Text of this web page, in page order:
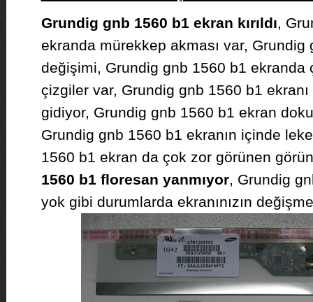
Grundig gnb 1560 b1 ekran kırıldı,
ekranda mürekkep akması var, Grundig
değişimi, Grundig gnb 1560 b1 ekranda
çizgiler var, Grundig gnb 1560 b1
gidiyor, Grundig gnb 1560 b1 ekran
Grundig gnb 1560 b1 ekranın içinde
1560 b1 ekran da çok zor görünen
1560 b1 floresan yanmıyor, Grundig
yok gibi durumlarda ekranınızın